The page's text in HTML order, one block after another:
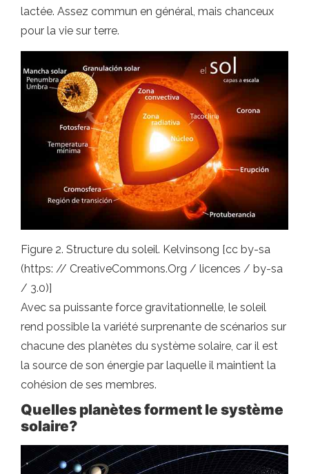
lactée. Assez commun en général, mais chanceux
pour la vie sur terre.
Figure 2. Structure du soleil. Kelvinsong [cc by-sa
(https: // CreativeCommons.Org / licences / by-sa
/ 3.0)]
Avec sa puissante force gravitationnelle, le soleil
rend possible la variété surprenante de scénarios sur
chacune des planètes du système solaire, car il est
la source de son énergie par laquelle il maintient la
cohésion de ses membres.
Quelles planètes forment le système
solaire?